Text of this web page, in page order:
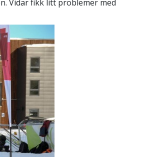
Vidar fikk litt problemer med